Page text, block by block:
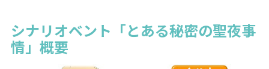
シナリオベント「とある秘密の聖夜事
情」概要